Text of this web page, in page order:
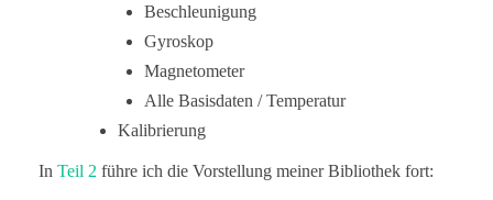
Beschleunigung
Gyroskop
Magnetometer
Alle Basisdaten / Temperatur
Kalibrierung
In Teil 2 führe ich die Vorstellung meiner Bibliothek fort: